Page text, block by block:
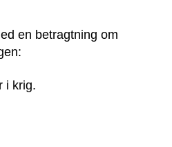
en betragtning om
i krig.